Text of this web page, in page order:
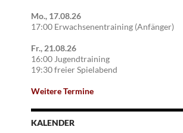
Mo., 17.08.26
17:00 Erwachsenentraining (Anfänger)
Fr., 21.08.26
16:00 Jugendtraining
19:30 freier Spielabend
Weitere Termine
KALENDER